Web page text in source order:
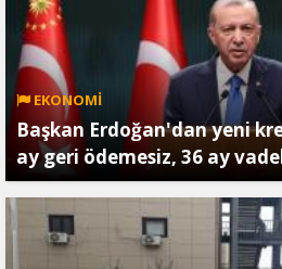
EKONOMİ
Başkan Erdoğan'dan yeni
ay geri ödemesiz, 36 ay